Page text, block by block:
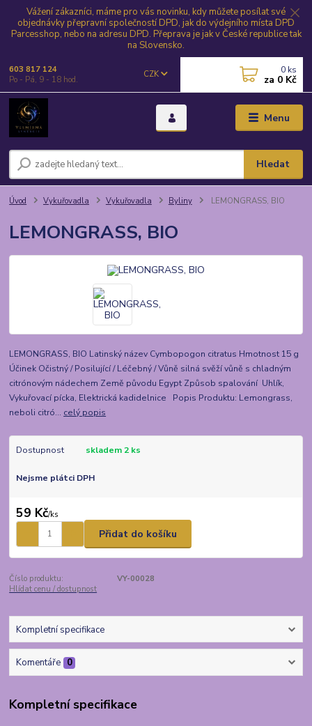
Vážení zákazníci, máme pro vás novinku, kdy můžete posílat své
objednávky přepravní společností DPD, jak do výdejního místa DPD
Parcesshop, nebo na adresu DPD. Přeprava je jak v České republice tak
na Slovensko.
Menu
CZK
Hledat
603 817 124
Po - Pá, 9 - 18 hod.
0 ks
za 0 Kč
Úvod Vykuřovadla Vykuřovadla Byliny LEMONGRASS, BIO
LEMONGRASS, BIO
LEMONGRASS, BIO Latinský název Cymbopogon citratus Hmotnost 15 g
Účinek Očistný / Posilující / Léčebný / Vůně silná svěží vůně s chladným
citrónovým nádechem Země původu Egypt Způsob spalování Uhlík,
Vykuřovací pícka, Elektrická kadidelnice Popis Produktu: Lemongrass,
neboli citró... celý popis
Dostupnost skladem 2 ks
Nejsme plátci DPH
59 Kč/ks
Přidat do košíku
Číslo produktu:
VY-00028
Hlídat cenu / dostupnost
Kompletní specifikace
Komentáře 0
Kompletní specifikace